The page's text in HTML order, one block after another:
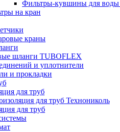
Фильтры-кувшины для
на кран
краны
шланги TUBOFLEX
и уплотнители
и прокладки
для труб
для труб Технониколь
для труб